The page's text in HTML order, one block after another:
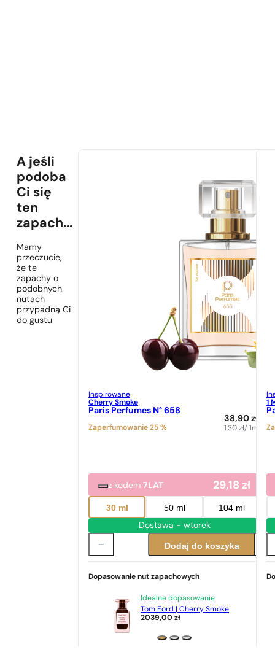
A jeśli
podoba
Ci się
ten
zapach...
Mamy
przeczucie,
że te
zapachy o
podobnych
nutach
przypadną Ci
do gustu
Inspirowane
Cherry Smoke
Paris Perfumes N° 658
Zaperfumowanie 25 %
38,90zł
1,30zł/ 1ml
z kodem7LAT 29,18zł
30 ml 50 ml 104 ml
Dostawa - wtorek
Dodaj do koszyka
Dopasowanie nut zapachowych
Idealne dopasowanie
Tom Ford | Cherry Smoke
2039,00zł
1